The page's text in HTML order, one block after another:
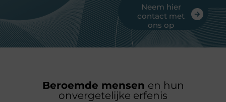
Neem hier
contact met
ons op
Beroemde mensen en hun
onvergetelijke erfenis